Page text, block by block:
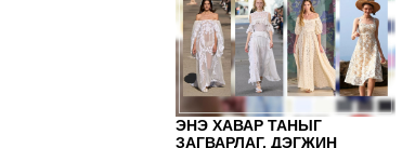
ЭНЭ ХАВАР ТАНЫГ
ЗАГВАРЛАГ, ДЭГЖИН